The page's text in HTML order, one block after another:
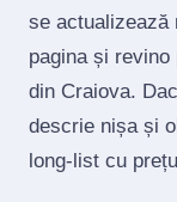
se actualizează
pagina și
din Craiova.
descrie nișa și
long‑list cu